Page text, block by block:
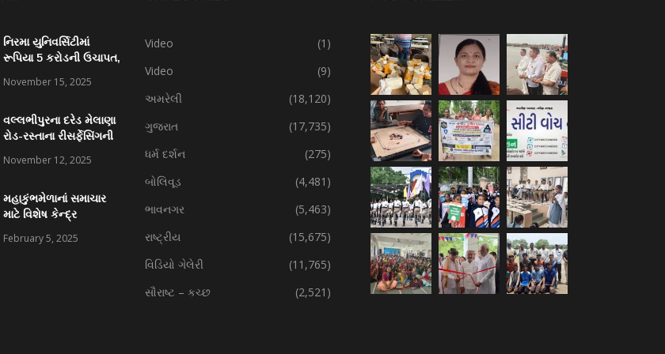
નિરમા યુનિવર્સિટીમાં
રૂપિયા 5 કરોડની ઉચાપત,
ફરિયાદ
November 15, 2025
વલ્લભીપુરના દરેડ મેલાણા
રોડ-રસ્તાના રીસર્ફેસિંગની
November 12, 2025
મહાકુંભમેળાનાં સમાચાર
માટે વિશેષ કેન્દ્ર
February 5, 2025
Video
(1)
Video
(9)
અમરેલી
(18,120)
ગુજરાત
(17,735)
ધર્મ દર્શન
(275)
બોલિવૂડ
(4,481)
ભાવનગર
(5,463)
રાષ્ટ્રીય
(15,675)
વિડિયો ગેલેરી
(11,765)
સૌરાષ્ટ – કચ્છ
(2,521)